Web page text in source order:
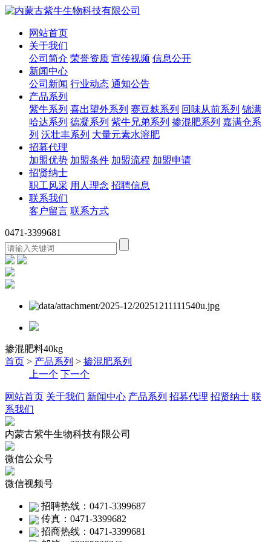
网站首页
关于我们
公司简介 荣誉资质 宣传视频 信息公开
新闻中心
公司新闻 行业动态 通知公告
产品系列
紫牛系列 喜出望外系列 赛豆麸系列 回味从前系列 锦满
哈达系列 德凝系列 紫牛兄弟系列 掺混肥系列 嘉满仓系
列 沃壮丰系列 大量元素水溶肥
招募代理
加盟优势 加盟条件 加盟流程 加盟申请
招贤纳士
职工风采 用人理念 招聘信息
联系我们
客户留言 联系方式
0471-3399681
掺混肥料40kg
首页 > 产品系列 > 掺混肥系列
上一个 下一个
网站首页 关于我们 新闻中心 产品系列 招募代理 招贤纳士 联
系我们
内蒙古紫牛生物科技有限公司
微信公众号
微信视频号
招聘热线：0471-3399687
传真：0471-3399682
招商热线：0471-3399681